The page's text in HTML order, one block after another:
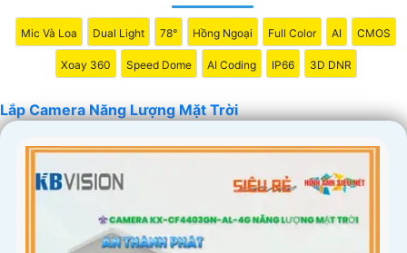
Mic Và Loa Dual Light 78° Hồng Ngoại Full Color AI CMOS
Xoay 360 Speed Dome AI Coding IP66 3D DNR
Lắp Camera Năng Lượng Mặt Trời